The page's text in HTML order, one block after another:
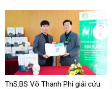
ThS.BS Võ Thanh Phi giải cứu